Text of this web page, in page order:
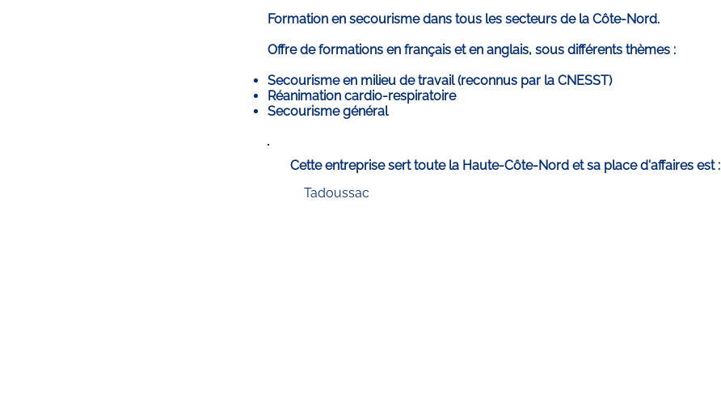
Formation en secourisme dans tous les secteurs de la Côte-Nord.
Offre de formations en français et en anglais, sous différents thèmes :
Secourisme en milieu de travail (reconnus par la CNESST)
Réanimation cardio-respiratoire
Secourisme général
Cette entreprise sert toute la Haute-Côte-Nord et sa place d'affaires est :
Tadoussac